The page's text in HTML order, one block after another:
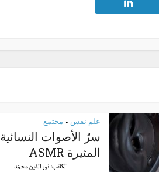
علم نفس • مجتمع
سرّ الأصوات النسائية
المثيرة ASMR
الكاتب:نور الدّين محمّد